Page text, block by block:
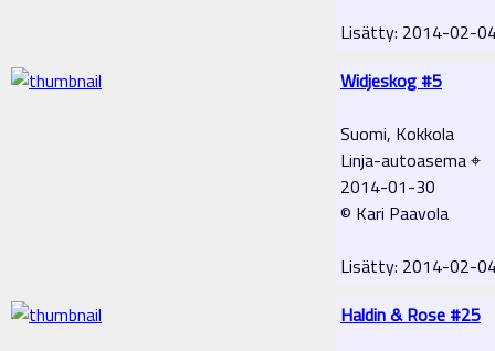
Lisätty: 2014-02-
Widjeskog #5
Suomi, Kokkola
Linja-autoasema ⌖
2014-01-30
© Kari Paavola
Lisätty: 2014-02-
Haldin & Rose #25